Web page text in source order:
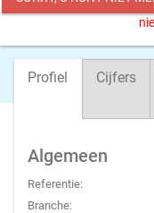
Profiel Cijfers
Algemeen
Referentie:
Branche: